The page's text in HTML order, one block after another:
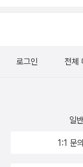
로그인 전체
일
1:1 문의